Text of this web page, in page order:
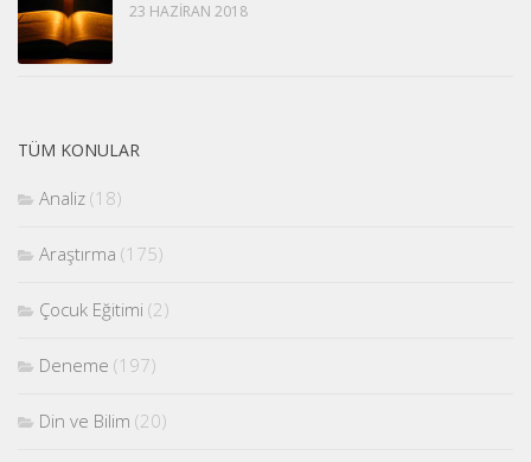
23 HAZIRAN 2018
TÜM KONULAR
Analiz (18)
Araştırma (175)
Çocuk Eğitimi (2)
Deneme (197)
Din ve Bilim (20)